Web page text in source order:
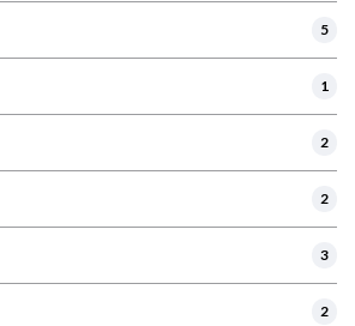
5
1
2
2
3
2